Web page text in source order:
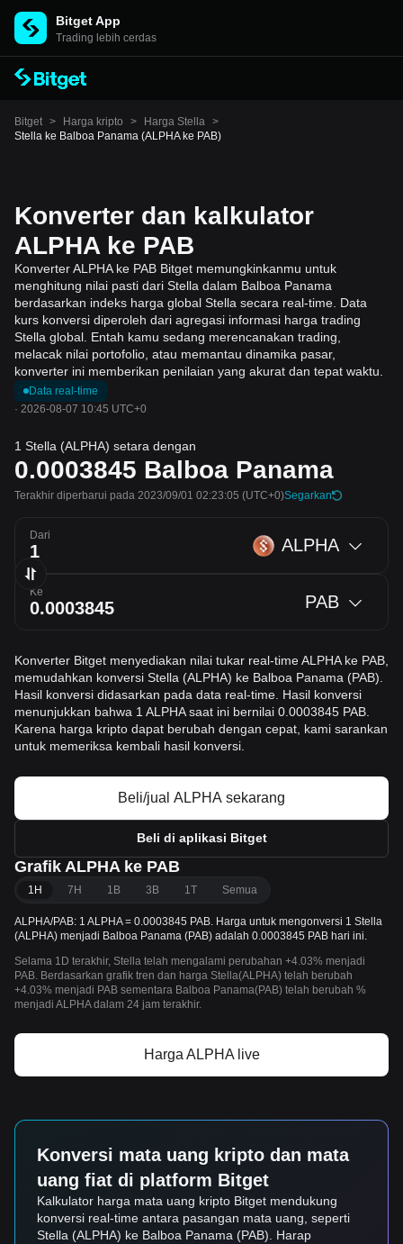
Bitget App
Trading lebih cerdas
Bitget > Harga kripto > Harga Stella >
Stella ke Balboa Panama (ALPHA ke PAB)
Konverter dan kalkulator
ALPHA ke PAB
Konverter ALPHA ke PAB Bitget memungkinkanmu untuk
menghitung nilai pasti dari Stella dalam Balboa Panama
berdasarkan indeks harga global Stella secara real-time. Data
kurs konversi diperoleh dari agregasi informasi harga trading
Stella global. Entah kamu sedang merencanakan trading,
melacak nilai portofolio, atau memantau dinamika pasar,
konverter ini memberikan penilaian yang akurat dan tepat waktu.
Data real-time
· 2026-08-07 10:45 UTC+0
1 Stella (ALPHA) setara dengan
0.0003845 Balboa Panama
Terakhir diperbarui pada 2023/09/01 02:23:05 (UTC+0)Segarkan
Dari ALPHA
Ke PAB
Konverter Bitget menyediakan nilai tukar real-time ALPHA ke PAB,
memudahkan konversi Stella (ALPHA) ke Balboa Panama (PAB).
Hasil konversi didasarkan pada data real-time. Hasil konversi
menunjukkan bahwa 1 ALPHA saat ini bernilai 0.0003845 PAB.
Karena harga kripto dapat berubah dengan cepat, kami sarankan
untuk memeriksa kembali hasil konversi.
Beli/jual ALPHA sekarang
Beli di aplikasi Bitget
Grafik ALPHA ke PAB
1H 7H 1B 3B 1T Semua
ALPHA/PAB: 1 ALPHA = 0.0003845 PAB. Harga untuk mengonversi 1 Stella
(ALPHA) menjadi Balboa Panama (PAB) adalah 0.0003845 PAB hari ini.
Selama 1D terakhir, Stella telah mengalami perubahan +4.03% menjadi
PAB. Berdasarkan grafik tren dan harga Stella(ALPHA) telah berubah
+4.03% menjadi PAB sementara Balboa Panama(PAB) telah berubah %
menjadi ALPHA dalam 24 jam terakhir.
Harga ALPHA live
Konversi mata uang kripto dan mata
uang fiat di platform Bitget
Kalkulator harga mata uang kripto Bitget mendukung
konversi real-time antara pasangan mata uang, seperti
Stella (ALPHA) ke Balboa Panama (PAB). Harap